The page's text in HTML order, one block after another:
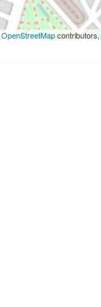
OpenStreetMapcontributors,